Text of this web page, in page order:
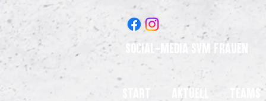
Social-Media SVM Frauen
Start Aktuell Teams